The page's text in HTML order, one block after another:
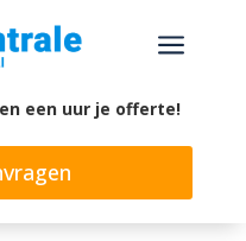
a
een uur je offerte!